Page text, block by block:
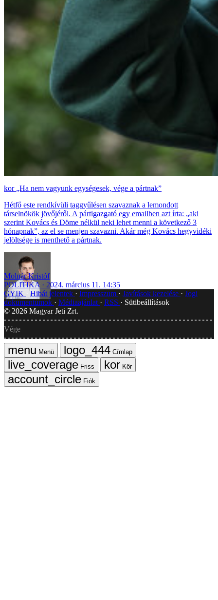
„Ha nem vagyunk egységesek, vége a pártnak”
Hétfő este rendkívüli taggyűlésen szavaznak a lemondott
társelnökök jövőjéről. A pártigazgató egy emailben azt írta: „aki
szerint Kovács és Döme nélkül neki lehet menni a következő 3
hónapnak”, az el se menjen szavazni. Akár még Kovács hegyvidéki
jelöltsége is menthető a pártnak.
Molnár Kristóf
POLITIKA
2024. március 11. 14:35
GYIK
Hibát jelentek Impresszum Javítások kezelése
Jogi
dokumentumok
Médiaajánlat RSS
Sütibeállítások
© 2026 Magyar Jeti Zrt.
Vége
Menü
Címlap
Friss
Kör
Fiók